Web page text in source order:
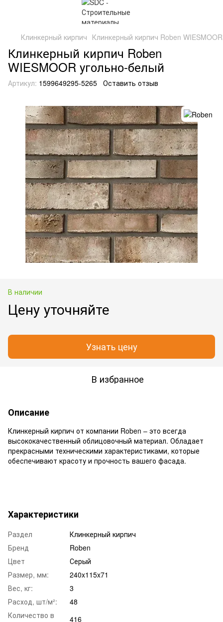
Клинкерный кирпич Клинкерный кирпич Roben
Клинкерный кирпич Roben
WIESMOOR угольно-белый
Артикул: 1599649295-5265 Оставить отзыв
В наличии
Цену уточняйте
Узнать цену
В избранное
Описание
Клинкерный кирпич от компании Roben – это всегда
высококачественный облицовочный материал. Обладает
прекрасными техническими характеристиками, которые
обеспечивают красоту и прочность вашего фасада.
Характеристики
Раздел
Клинкерный кирпич
Бренд
Roben
Цвет
Серый
Размер, мм:
240x115x71
Вес, кг:
3
Расход, шт/м²:
48
Количество в
416